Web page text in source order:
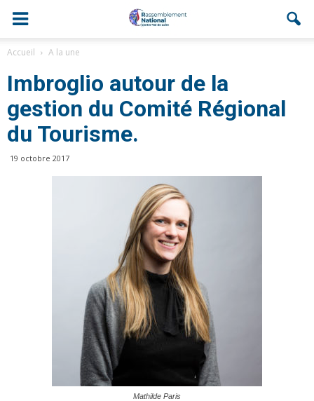
Accueil A la une
Imbroglio autour de la
gestion du Comité Régional
du Tourisme.
19 octobre 2017
Mathilde Paris